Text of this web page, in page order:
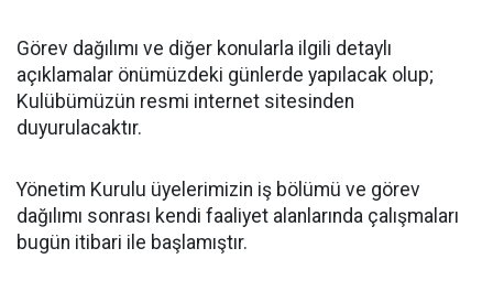
Görev dağılımı ve diğer konularla ilgili detaylı
açıklamalar önümüzdeki günlerde yapılacak olup;
Kulübümüzün resmi internet sitesinden
duyurulacaktır.
Yönetim Kurulu üyelerimizin iş bölümü ve görev
dağılımı sonrası kendi faaliyet alanlarında çalışmaları
bugün itibari ile başlamıştır.